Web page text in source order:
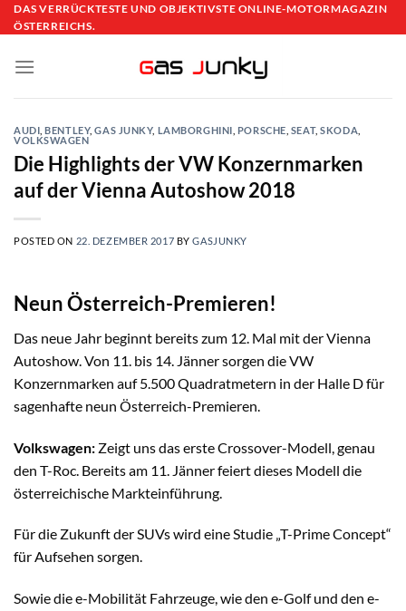
Skip
to
DAS VERRÜCKTESTE UND OBJEKTIVSTE ONLINE-MOTORMAGAZIN
ÖSTERREICHS.
AUDI ,BENTLEY,GAS JUNKY, LAMBORGHINI PORSCHE SEAT,SKODA
VOLKSWAGEN
Die Highlights der VW Konzernmarken
auf der Vienna Autoshow 2018
POSTED ON 22. DEZEMBER 2017 BYGASJUNKY
Neun Österreich-Premieren!
Das neue Jahr beginnt bereits zum 12. Mal mit der Vienna
Autoshow. Von 11. bis 14. Jänner sorgen die VW
Konzernmarken auf 5.500 Quadratmetern in der Halle D für
sagenhafte neun Österreich-Premieren.
Volkswagen: Zeigt uns das erste Crossover-Modell, genau
den T-Roc. Bereits am 11. Jänner feiert dieses Modell die
österreichische Markteinführung.
Für die Zukunft der SUVs wird eine Studie „T-Prime Concept“
für Aufsehen sorgen.
Sowie die e-Mobilität Fahrzeuge, wie den e-Golf und den e-